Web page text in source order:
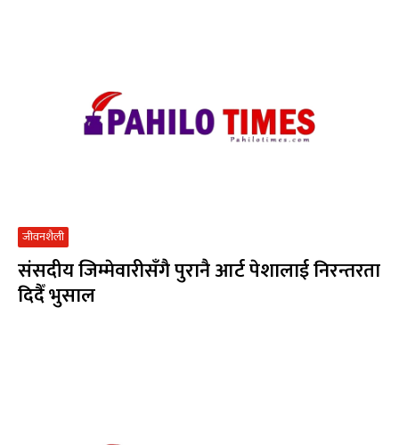
जीवनशैली
संसदीय जिम्मेवारीसँगै पुरानै आर्ट पेशालाई निरन्तरता
दिदैँ भुसाल